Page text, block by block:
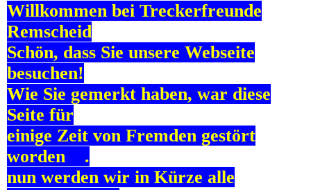
Willkommen bei Treckerfreunde
Remscheid
Schön, dass Sie unsere Webseite
besuchen!
Wie Sie gemerkt haben, war diese
Seite für
einige Zeit von Fremden gestört
worden .
nun werden wir in Kürze alle